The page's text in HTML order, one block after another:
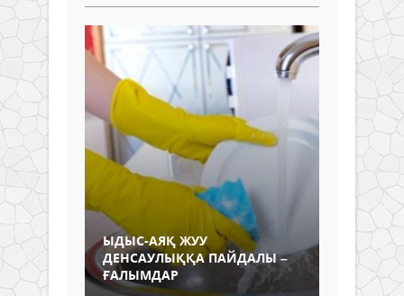
ЫДЫС-АЯҚ ЖУУ
ДЕНСАУЛЫҚҚА ПАЙДАЛЫ –
ҒАЛЫМДАР